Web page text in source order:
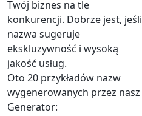
Twój biznes na tle
konkurencji. Dobrze jest, jeśli
nazwa sugeruje
ekskluzywność i wysoką
jakość usług.
Oto 20 przykładów nazw
wygenerowanych przez nasz
Generator: